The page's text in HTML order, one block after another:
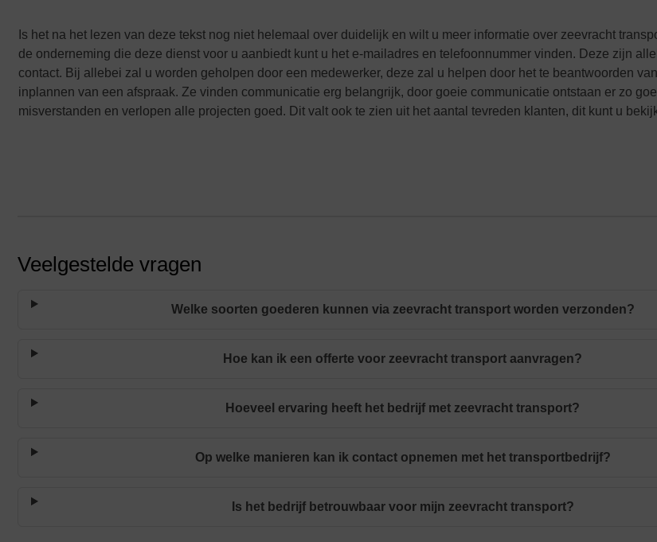
Is het na het lezen van deze tekst nog niet helemaal over duidelijk en wilt u meer informatie over zeevracht
de onderneming die deze dienst voor u aanbiedt kunt u het e-mailadres en telefoonnummer vinden. Deze zijn
contact. Bij allebei zal u worden geholpen door een medewerker, deze zal u helpen door het te beantwoorden
inplannen van een afspraak. Ze vinden communicatie erg belangrijk, door goeie communicatie ontstaan er zo
misverstanden en verlopen alle projecten goed. Dit valt ook te zien uit het aantal tevreden klanten, dit kunt u
Veelgestelde vragen
Welke soorten goederen kunnen via zeevracht transport worden verzonden?
Hoe kan ik een offerte voor zeevracht transport aanvragen?
Hoeveel ervaring heeft het bedrijf met zeevracht transport?
Op welke manieren kan ik contact opnemen met het transportbedrijf?
Is het bedrijf betrouwbaar voor mijn zeevracht transport?